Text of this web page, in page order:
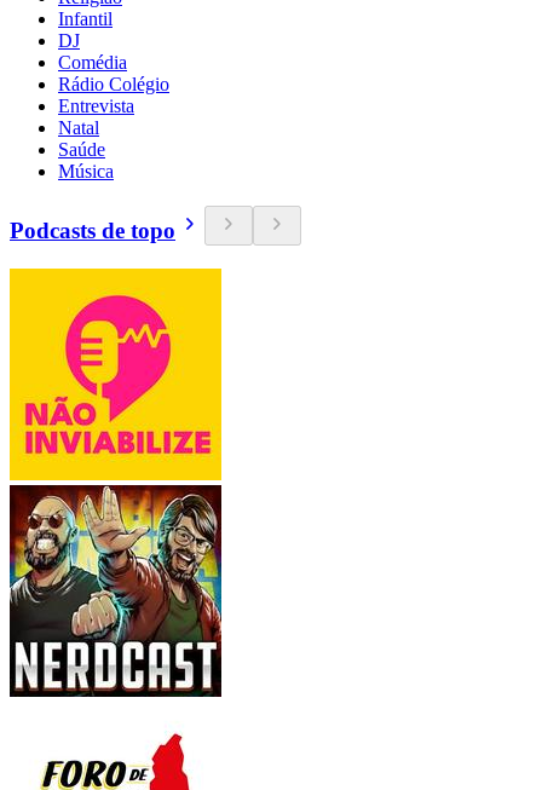
Infantil
DJ
Comédia
Rádio Colégio
Entrevista
Natal
Saúde
Música
Podcasts de topo